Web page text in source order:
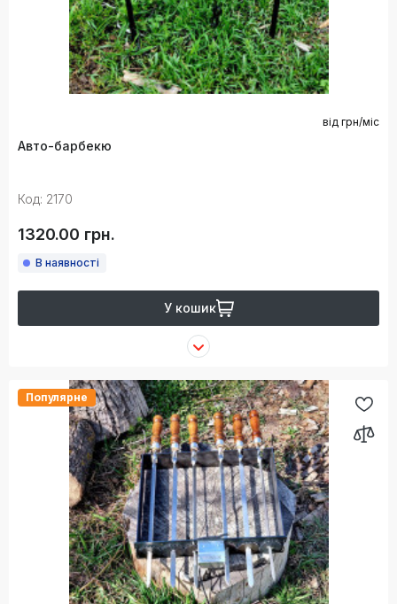
від грн/міс
Авто-барбекю
Код: 2170
1320.00 грн.
В наявності
У кошик
Популярне